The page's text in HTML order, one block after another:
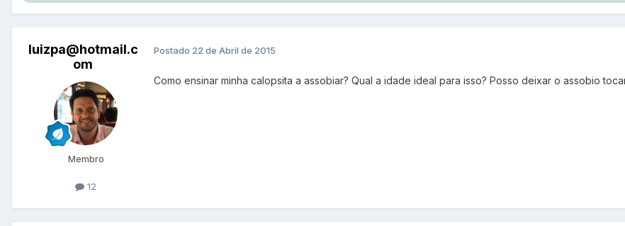
luizpa@hotmail.c
om
Membro
12
Postado 22 de Abril de 2015
Como ensinar minha calopsita a assobiar? Qual a idade ideal para isso? Posso deixar o assobio